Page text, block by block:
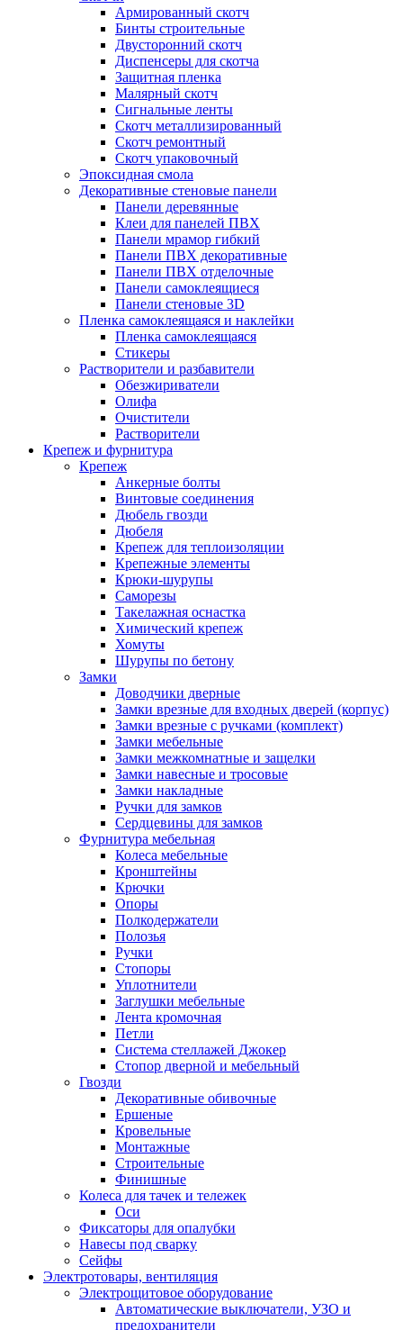
Армированный скотч
Бинты строительные
Двусторонний скотч
Диспенсеры для скотча
Защитная пленка
Малярный скотч
Сигнальные ленты
Скотч металлизированный
Скотч ремонтный
Скотч упаковочный
Эпоксидная смола
Декоративные стеновые панели
Панели деревянные
Клеи для панелей ПВХ
Панели мрамор гибкий
Панели ПВХ декоративные
Панели ПВХ отделочные
Панели самоклеящиеся
Панели стеновые 3D
Пленка самоклеящаяся и наклейки
Пленка самоклеящаяся
Стикеры
Растворители и разбавители
Обезжириватели
Олифа
Очистители
Растворители
Крепеж и фурнитура
Крепеж
Анкерные болты
Винтовые соединения
Дюбель гвозди
Дюбеля
Крепеж для теплоизоляции
Крепежные элементы
Крюки-шурупы
Саморезы
Такелажная оснастка
Химический крепеж
Хомуты
Шурупы по бетону
Замки
Доводчики дверные
Замки врезные для входных дверей (корпус)
Замки врезные с ручками (комплект)
Замки мебельные
Замки межкомнатные и защелки
Замки навесные и тросовые
Замки накладные
Ручки для замков
Сердцевины для замков
Фурнитура мебельная
Колеса мебельные
Кронштейны
Крючки
Опоры
Полкодержатели
Полозья
Ручки
Стопоры
Уплотнители
Заглушки мебельные
Лента кромочная
Петли
Система стеллажей Джокер
Стопор дверной и мебельный
Гвозди
Декоративные обивочные
Ершеные
Кровельные
Монтажные
Строительные
Финишные
Колеса для тачек и тележек
Оси
Фиксаторы для опалубки
Навесы под сварку
Сейфы
Электротовары, вентиляция
Электрощитовое оборудование
Автоматические выключатели, УЗО и
предохранители